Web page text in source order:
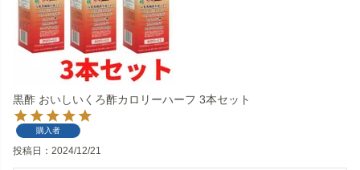
黒酢 おいしいくろ酢カロリーハーフ 3本セット
購入者
投稿日 2024/12/21